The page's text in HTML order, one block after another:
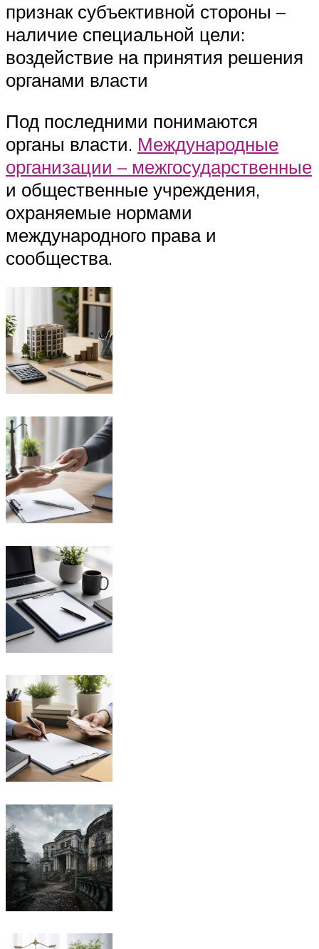
признак субъективной стороны –
наличие специальной цели:
воздействие на принятия решения
органами власти
Под последними понимаются
органы власти. Международные
организации – межгосударственные
и общественные учреждения,
охраняемые нормами
международного права и
сообщества.